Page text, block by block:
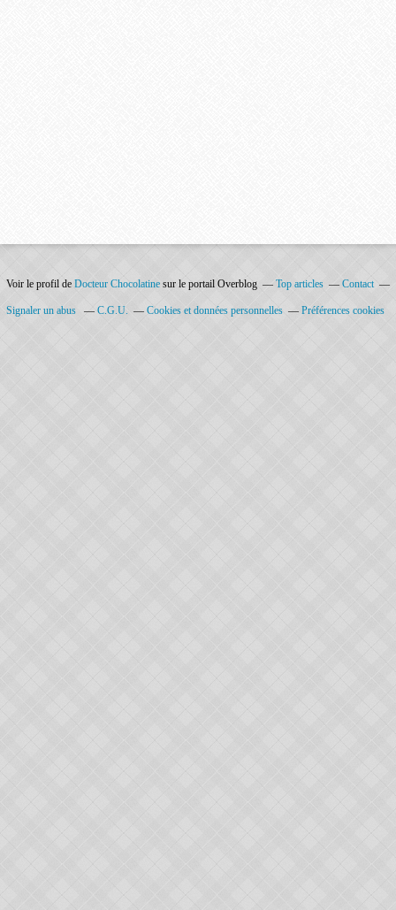
Voir le profil de Docteur Chocolatine sur le portail Overblog Top articles Contact
Signaler un abus C.G.U. Cookies et données personnelles Préférences cookies